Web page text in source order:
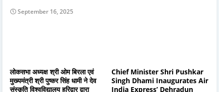
September 16, 2025
लोकसभा अध्यक्ष श्री ओम बिरला एवं
मुख्यमंत्री श्री पुष्कर सिंह धामी ने देव
संस्कृति विश्वविद्यालय हरिद्वार द्वारा
Chief Minister Shri Pushkar
Singh Dhami Inaugurates Air
India Express’ Dehradun